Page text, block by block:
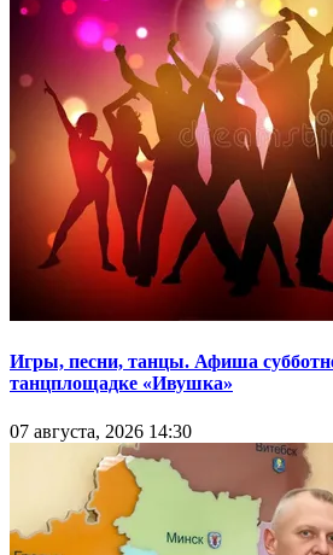
Игры, песни, танцы. Афиша
танцплощадке «Ивушка»
07 августа, 2026 14:30